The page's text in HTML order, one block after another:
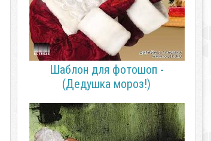
Шаблон для фотошоп -
(Дедушка мороз!)